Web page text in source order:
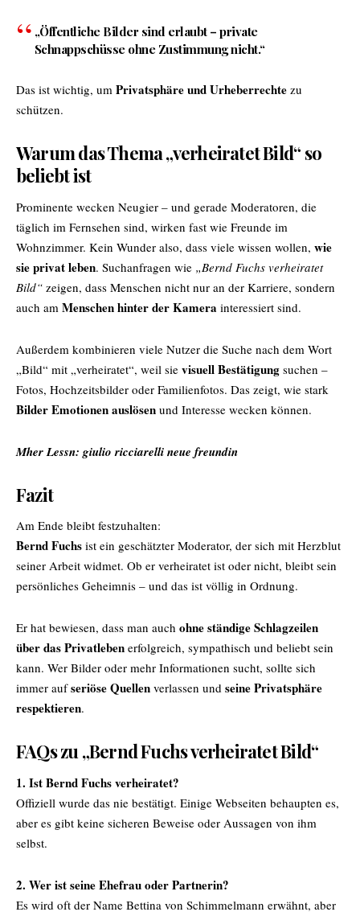
„Öffentliche Bilder sind erlaubt – private
Schnappschüsse ohne Zustimmung nicht.“
Das ist wichtig, um Privatsphäre und Urheberrechte zu
schützen.
Warum das Thema „verheiratet Bild“ so
beliebt ist
Prominente wecken Neugier – und gerade Moderatoren, die
täglich im Fernsehen sind, wirken fast wie Freunde im
Wohnzimmer. Kein Wunder also, dass viele wissen wollen, wie
sie privat leben. Suchanfragen wie „Bernd Fuchs verheiratet
Bild“ zeigen, dass Menschen nicht nur an der Karriere, sondern
auch am Menschen hinter der Kamera interessiert sind.
Außerdem kombinieren viele Nutzer die Suche nach dem Wort
„Bild“ mit „verheiratet“, weil sie visuell Bestätigung suchen –
Fotos, Hochzeitsbilder oder Familienfotos. Das zeigt, wie stark
Bilder Emotionen auslösen und Interesse wecken können.
Mher Lessn: giulio ricciarelli neue freundin
Fazit
Am Ende bleibt festzuhalten:
Bernd Fuchs ist ein geschätzter Moderator, der sich mit Herzblut
seiner Arbeit widmet. Ob er verheiratet ist oder nicht, bleibt sein
persönliches Geheimnis – und das ist völlig in Ordnung.
Er hat bewiesen, dass man auch ohne ständige Schlagzeilen
über das Privatleben erfolgreich, sympathisch und beliebt sein
kann. Wer Bilder oder mehr Informationen sucht, sollte sich
immer aufseriöse Quellen verlassen und seine Privatsphäre
respektieren.
FAQs zu „Bernd Fuchs verheiratet Bild“
1. Ist Bernd Fuchs verheiratet?
Offiziell wurde das nie bestätigt. Einige Webseiten behaupten es,
aber es gibt keine sicheren Beweise oder Aussagen von ihm
selbst.
2. Wer ist seine Ehefrau oder Partnerin?
Es wird oft der Name Bettina von Schimmelmann erwähnt, aber